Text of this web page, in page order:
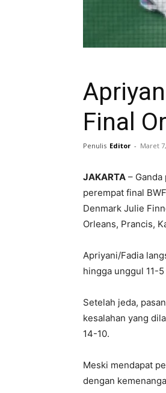
Final
Penulis Editor - Maret
JAKARTA –
perempat final
Denmark Julie
Orleans, Prancis,
Apriyani/Fadia
hingga unggul 11-
Setelah jeda,
kesalahan yang
14-10.
Meski mendapat
dengan